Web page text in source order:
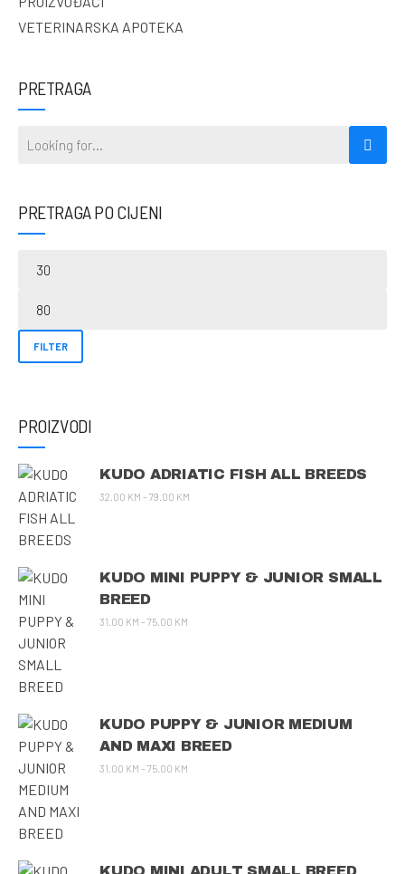
VETERINARSKA APOTEKA
PRETRAGA
PRETRAGA PO CIJENI
FILTER
PROIZVODI
KUDO ADRIATIC FISH ALL BREEDS
32.00 KM – 79.00 KM
KUDO MINI PUPPY & JUNIOR SMALL
BREED
31.00 KM – 75.00 KM
KUDO PUPPY & JUNIOR MEDIUM
AND MAXI BREED
31.00 KM – 75.00 KM
KUDO MINI ADULT SMALL BREED